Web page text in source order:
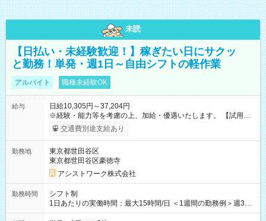
未読
【日払い・未経験歓迎！】稼ぎたい日にサクッ
と勤務！単発・週1日～自由シフトの軽作業
アルバイト 職種未経験OK
給与
日給10,305円～37,204円
※経験・能力等を考慮の上、加給・優遇いたします。 【試用期
間】試用期間なし
交通費別途支給あり
勤務地
東京都世田谷区
東京都世田谷区豪徳寺
アシストワーク株式会社
勤務時間
シフト制
1日あたりの実働時間：最大15時間/日 ＜1週間の勤務例＞週3回
勤務 勤務：月・水・金 休み：火・木・土・日 好きな時にお仕事